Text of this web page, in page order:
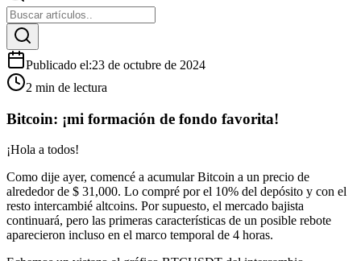
Publicado el:23 de octubre de 2024
2 min de lectura
Bitcoin: ¡mi formación de fondo favorita!
¡Hola a todos!
Como dije ayer, comencé a acumular Bitcoin a un precio de
alrededor de $ 31,000. Lo compré por el 10% del depósito y con el
resto intercambié altcoins. Por supuesto, el mercado bajista
continuará, pero las primeras características de un posible rebote
aparecieron incluso en el marco temporal de 4 horas.